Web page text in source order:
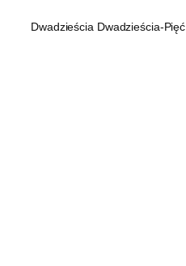
Dwadzieścia Dwadzieścia-Pięć